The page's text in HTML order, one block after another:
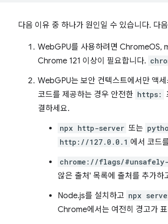
다음 이유 중 하나가 원인일 수 있습니다. 다
WebGPU를 사용하려면 ChromeOS,
Chrome 121 이상이 필요합니다.
WebGPU는 보안 컨텍스트에서만 액
코드를 제공하는 경우 안전한 https:
결하세요.
npx http-server 또는
http://127.0.0.1 에서 코드
chrome://flags/
않은 출처' 목록에 출처를 추가
Node.js를 설치하고 npx
Chrome에서는 여전히 경고가